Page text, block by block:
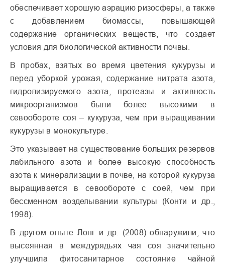
обеспечивает хорошую аэрацию ризосферы, а также
с добавлением биомассы, повышающей
содержание органических веществ, что создает
условия для биологической активности почвы.
В пробах, взятых во время цветения кукурузы и
перед уборкой урожая, содержание нитрата азота,
гидролизируемого азота, протеазы и активность
микроорганизмов были более высокими в
севообороте соя – кукуруза, чем при выращивании
кукурузы в монокультуре.
Это указывает на существование больших резервов
лабильного азота и более высокую способность
азота к минерализации в почве, на которой кукуруза
выращивается в севообороте с соей, чем при
бессменном возделывании культуры (Конти и др.,
1998).
В другом опыте Лонг и др. (2008) обнаружили, что
высеянная в междурядьях чая соя значительно
улучшила фитосанитарное состояние чайной